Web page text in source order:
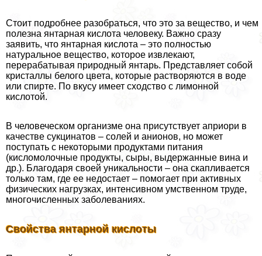
Стоит подробнее разобраться, что это за вещество, и чем
полезна янтарная кислота человеку. Важно сразу
заявить, что янтарная кислота – это полностью
натуральное вещество, которое извлекают,
переpaбатывая природный янтарь. Представляет собой
кристаллы белого цвета, которые растворяются в воде
или спирте. По вкусу имеет сходство с лимонной
кислотой.
В человеческом организме она присутствует априори в
качестве сукцинатов – солей и анионов, но может
поступать с некоторыми продуктами питания
(кисломолочные продукты, сыры, выдержанные вина и
др.). Благодаря своей уникальности – она скапливается
только там, где ее недостает – помогает при активных
физических нагрузках, интенсивном умственном труде,
многочисленных заболеваниях.
Свойства янтарной кислоты